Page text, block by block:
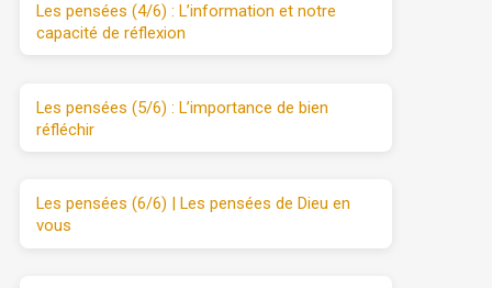
Les pensées (4/6) : L’information et notre
capacité de réflexion
Les pensées (5/6) : L’importance de bien
réfléchir
Les pensées (6/6) | Les pensées de Dieu en
vous